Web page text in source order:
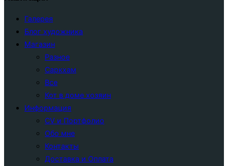
Галерея
Блог художника
Магазин
Разное
Саркхам
Все
Кот в доме хозяин
Информация
CV и Портфолио
Обо мне
Контакты
Доставка и Оплата